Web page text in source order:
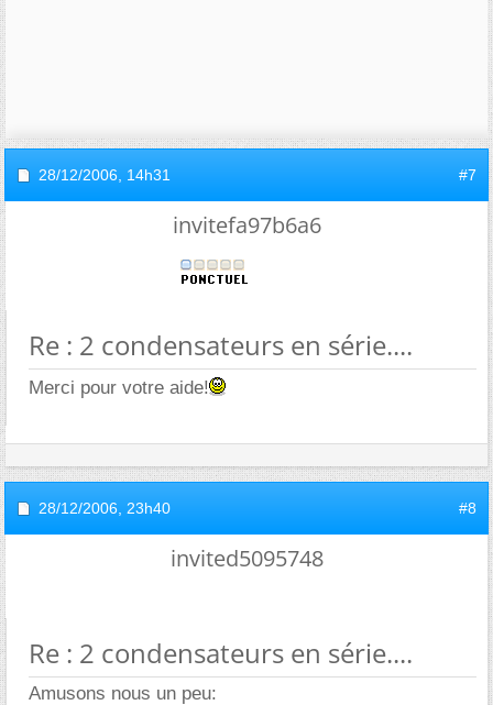
28/12/2006, 14h31 #7
invitefa97b6a6
Re : 2 condensateurs en série....
Merci pour votre aide!
28/12/2006, 23h40 #8
invited5095748
Re : 2 condensateurs en série....
Amusons nous un peu: